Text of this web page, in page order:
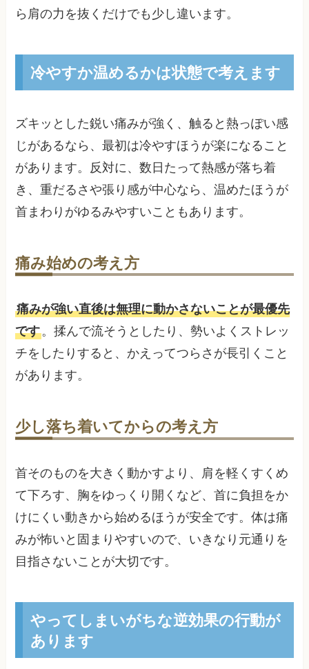
ら肩の力を抜くだけでも少し違います。
冷やすか温めるかは状態で考えます
ズキッとした鋭い痛みが強く、触ると熱っぽい感
じがあるなら、最初は冷やすほうが楽になること
があります。反対に、数日たって熱感が落ち着
き、重だるさや張り感が中心なら、温めたほうが
首まわりがゆるみやすいこともあります。
痛み始めの考え方
痛みが強い直後は無理に動かさないことが最優先
です。揉んで流そうとしたり、勢いよくストレッ
チをしたりすると、かえってつらさが長引くこと
があります。
少し落ち着いてからの考え方
首そのものを大きく動かすより、肩を軽くすくめ
て下ろす、胸をゆっくり開くなど、首に負担をか
けにくい動きから始めるほうが安全です。体は痛
みが怖いと固まりやすいので、いきなり元通りを
目指さないことが大切です。
やってしまいがちな逆効果の行動が
あります